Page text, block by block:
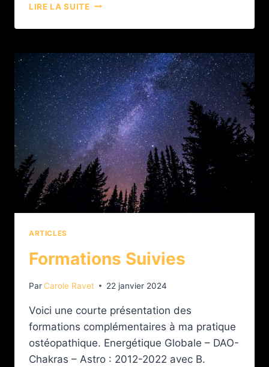
LIRE LA SUITE
ARTICLES
Formations Suivies
ParCarole Ravet 22 janvier 2024
Voici une courte présentation des
formations complémentaires à ma pratique
ostéopathique. Energétique Globale – DAO-
Chakras – Astro : 2012-2022 avec B.